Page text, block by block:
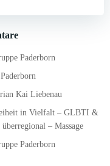
Paderborn
Kai Liebenau
in Vielfalt – GLBTI &
– Massage
Paderborn